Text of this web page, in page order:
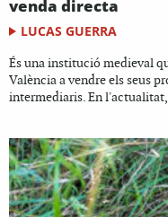
venda directa
LUCAS GUERRA
És una institució medieval
València a vendre els seus
intermediaris. En